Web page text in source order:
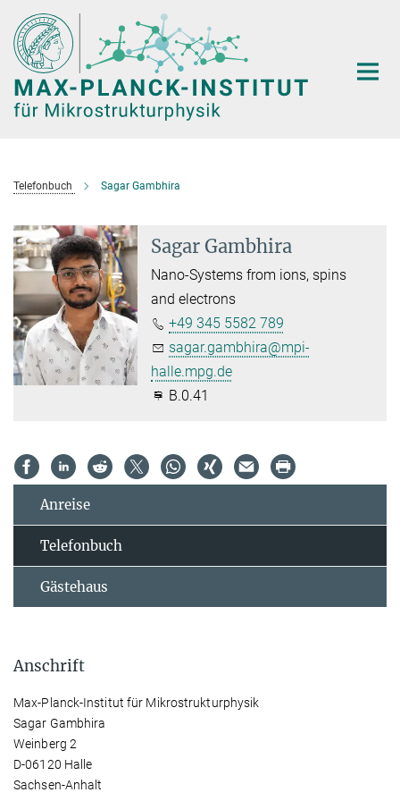
Hauptinhalt
Telefonbuch Sagar Gambhira
Sagar Gambhira
Nano-Systems from ions, spins
and electrons
+49 345 5582 789
sagar.gambhira@mpi-
halle.mpg.de
B.0.41
Anreise
Telefonbuch
Gästehaus
Anschrift
Max-Planck-Institut für Mikrostrukturphysik
Sagar Gambhira
Weinberg 2
D-06120 Halle
Sachsen-Anhalt